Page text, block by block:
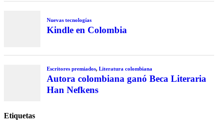
Nuevas tecnologías
Kindle en Colombia
Escritores premiados, Literatura colombiana
Autora colombiana ganó Beca Literaria
Han Nefkens
Etiquetas